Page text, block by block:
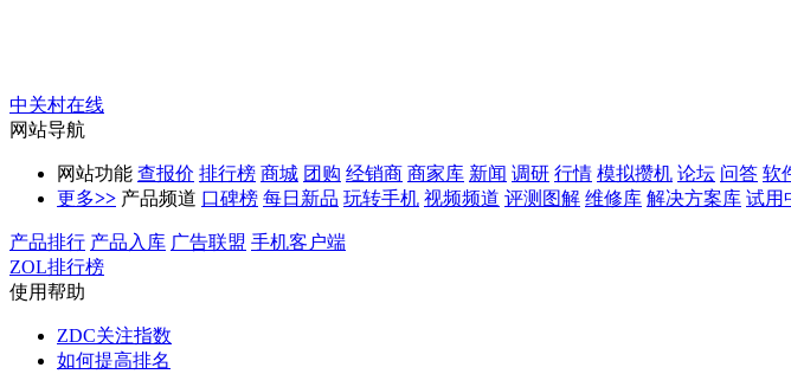
中关村在线
网站导航
网站功能 查报价 排行榜 商城 团购 经销商 商家库 新闻 调研 行情 模拟攒机 论坛 问答 软
更多>> 产品频道 口碑榜 每日新品 玩转手机 视频频道 评测图解 维修库 解决方案库 试用
产品排行 产品入库 广告联盟 手机客户端
ZOL排行榜
使用帮助
ZDC关注指数
如何提高排名